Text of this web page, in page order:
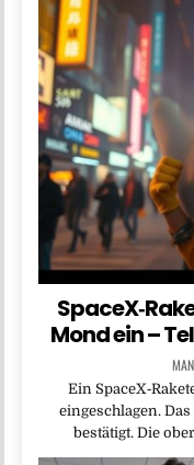
Mond ein –
Ein
eingeschlagen.
bestätigt. Die